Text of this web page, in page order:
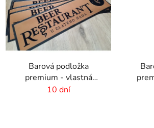
Barová podložka
premium - vlastná
potlač - 894 x 244 mm
10 dní